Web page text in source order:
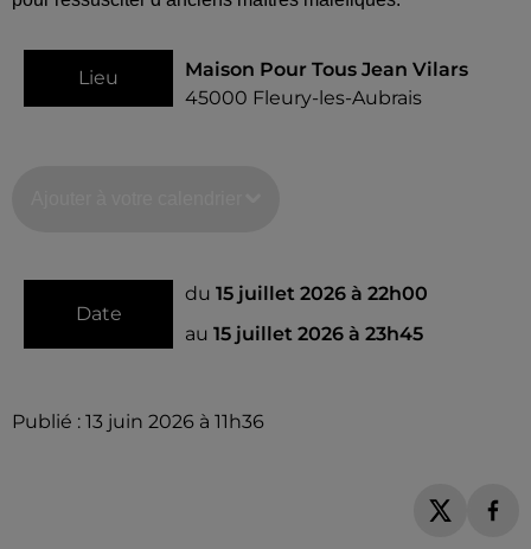
Lieu
Maison Pour Tous Jean Vilars
45000 Fleury-les-Aubrais
Date
du 15 juillet 2026 à 22h00
au 15 juillet 2026 à 23h45
Publié : 13 juin 2026 à 11h36